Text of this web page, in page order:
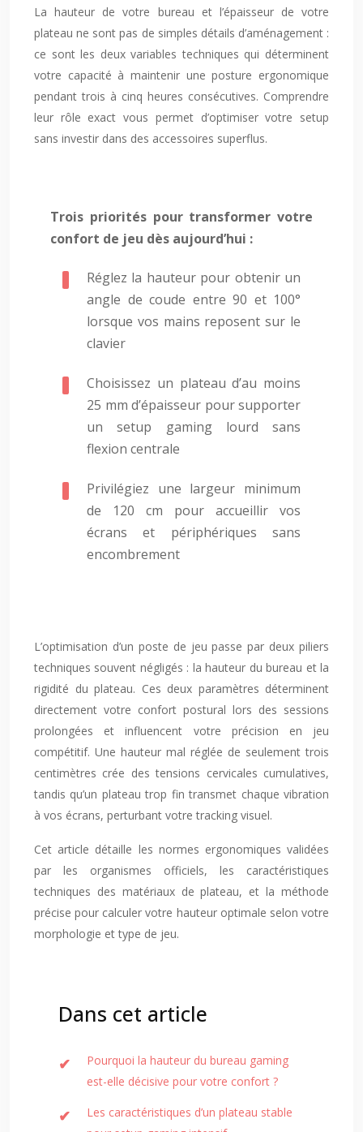
La hauteur de votre bureau et l’épaisseur de votre
plateau ne sont pas de simples détails d’aménagement :
ce sont les deux variables techniques qui déterminent
votre capacité à maintenir une posture ergonomique
pendant trois à cinq heures consécutives. Comprendre
leur rôle exact vous permet d’optimiser votre setup
sans investir dans des accessoires superflus.
Trois priorités pour transformer votre
confort de jeu dès aujourd’hui :
Réglez la hauteur pour obtenir un
angle de coude entre 90 et 100°
lorsque vos mains reposent sur le
clavier
Choisissez un plateau d’au moins
25 mm d’épaisseur pour supporter
un setup gaming lourd sans
flexion centrale
Privilégiez une largeur minimum
de 120 cm pour accueillir vos
écrans et périphériques sans
encombrement
L’optimisation d’un poste de jeu passe par deux piliers
techniques souvent négligés : la hauteur du bureau et la
rigidité du plateau. Ces deux paramètres déterminent
directement votre confort postural lors des sessions
prolongées et influencent votre précision en jeu
compétitif. Une hauteur mal réglée de seulement trois
centimètres crée des tensions cervicales cumulatives,
tandis qu’un plateau trop fin transmet chaque vibration
à vos écrans, perturbant votre tracking visuel.
Cet article détaille les normes ergonomiques validées
par les organismes officiels, les caractéristiques
techniques des matériaux de plateau, et la méthode
précise pour calculer votre hauteur optimale selon votre
morphologie et type de jeu.
Dans cet article
Pourquoi la hauteur du bureau gaming
est-elle décisive pour votre confort ?
Les caractéristiques d’un plateau stable